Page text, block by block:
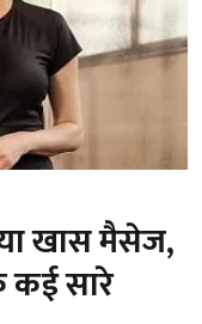
खास मैसेज,
कई सारे